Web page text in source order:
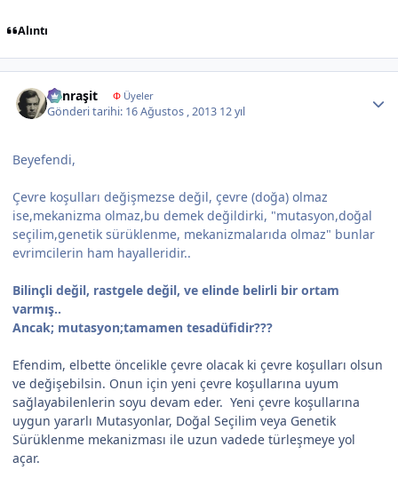
Alıntı
Canraşit ΦÜyeler
Gönderi tarihi: 16 Ağustos , 2013 12 yıl
Beyefendi,
Çevre koşulları değişmezse değil, çevre (doğa) olmaz
ise,mekanizma olmaz,bu demek değildirki, "mutasyon,doğal
seçilim,genetik sürüklenme, mekanizmalarıda olmaz" bunlar
evrimcilerin ham hayalleridir..
Bilinçli değil, rastgele değil, ve elinde belirli bir ortam
varmış..
Ancak; mutasyon;tamamen tesadüfidir???
Efendim, elbette öncelikle çevre olacak ki çevre koşulları olsun
ve değişebilsin. Onun için yeni çevre koşullarına uyum
sağlayabilenlerin soyu devam eder. Yeni çevre koşullarına
uygun yararlı Mutasyonlar, Doğal Seçilim veya Genetik
Sürüklenme mekanizması ile uzun vadede türleşmeye yol
açar.